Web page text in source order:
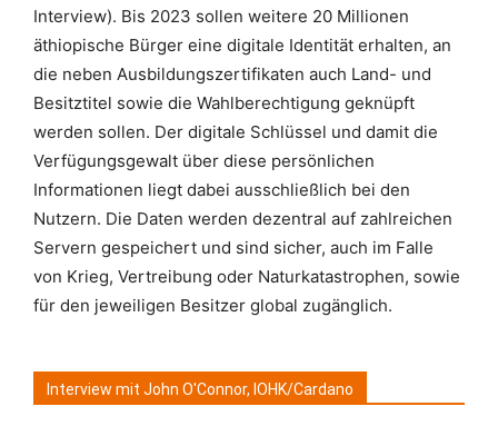
Interview). Bis 2023 sollen weitere 20 Millionen
äthiopische Bürger eine digitale Identität erhalten, an
die neben Ausbildungszertifikaten auch Land- und
Besitztitel sowie die Wahlberechtigung geknüpft
werden sollen. Der digitale Schlüssel und damit die
Verfügungsgewalt über diese persönlichen
Informationen liegt dabei ausschließlich bei den
Nutzern. Die Daten werden dezentral auf zahlreichen
Servern gespeichert und sind sicher, auch im Falle
von Krieg, Vertreibung oder Naturkatastrophen, sowie
für den jeweiligen Besitzer global zugänglich.
Interview mit John O'Connor, IOHK/Cardano